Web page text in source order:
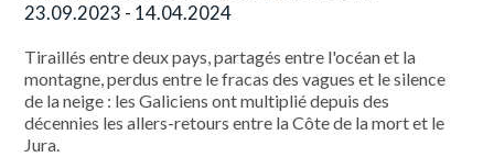
23.09.2023 - 14.04.2024
Tiraillés entre deux pays, partagés entre l'océan et la
montagne, perdus entre le fracas des vagues et le silence
de la neige : les Galiciens ont multiplié depuis des
décennies les allers-retours entre la Côte de la mort et le
Jura.